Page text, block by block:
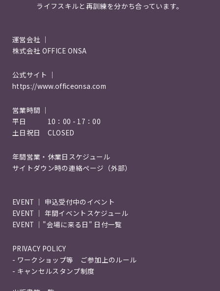
ライフスキルと再訓練を分かち合っています。
運営会社 ｜
株式会社 OFFICE ONSA
公式サイト ｜
https://www.officeonsa.com
営業時間 ｜
平日 10：00 - 17：00
土日祝日 CLOSED
年間営業・休業日スケジュール
サイトダウン時の連絡ページ（外部）
EVENT ｜ 申込受付中のイベント
EVENT ｜ 年間イベントスケジュール
EVENT ｜"会場に来る日" 日付一覧
PRIVACY POLICY
- ワークショップ等 ご参加上のルール
- キャンセルスタンプ制度